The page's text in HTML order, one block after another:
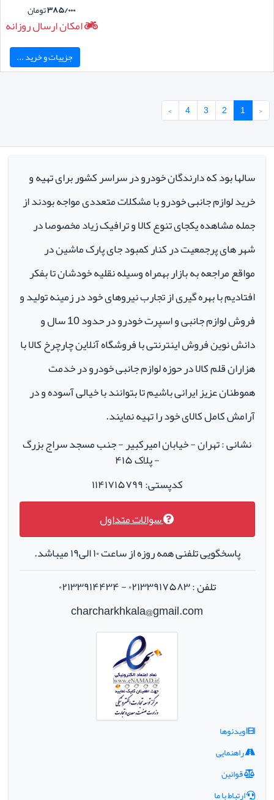
۳۸۵/۰۰۰تومان
امکان ارسال روزانه
جزییات و خرید ...
‹
1
2
3
4
›
سالها بود که دارندگان خودرو در سراسر کشور برای تهیه و
خرید لوازم جانبی خودرو با مشکلات متعددی مواجه بودند از
جمله مشاهده یکجای تنوع کالا و ترافیک زیاد مخصوصا در
شهر های پرجمعیت در کنار کمبود جای پارک ماشین در
مواقع مراجعه به بازار بهمراه وسیله نقلیه خودشان تا بفکر
افتادیم با بهره گیری از تجارب نیروهای خود در زمینه تولید و
فروش لوازم جانبی و اسپرت خودرو در حدود 10 سال و
دانش نوین فروش اینترنتی با فروشگاه آنلاین چارچرخ کالا با
هزاران قلم کالا در حوزه لوازم جانبی خودرو در خدمت
هموطنان عزیز ایرانی باشیم تا بتوانند با خیالی آسوده و در
آرامش کامل کالای خود را تهیه نمایند.
نشانی : تهران - خیابان امیرکبیر - جنب مسجد سراج بزرگ
- پلاک ۴۱۵
کدپستی: ۱۱۴۱۷۱۵۷۹۹
سوالات متداول
پاسخگویی تلفنی همه روزه از ساعت ۱۰ الی۱۹ میباشد.
تلفن : ۰۲۱۳۳۹۱۷۵۸۳ - ۰۲۱۳۳۹۱۴۴۳۴
charcharkhkala@gmail.com
ویدئوها
راهنمایی
قوانین
ارتباط با ما